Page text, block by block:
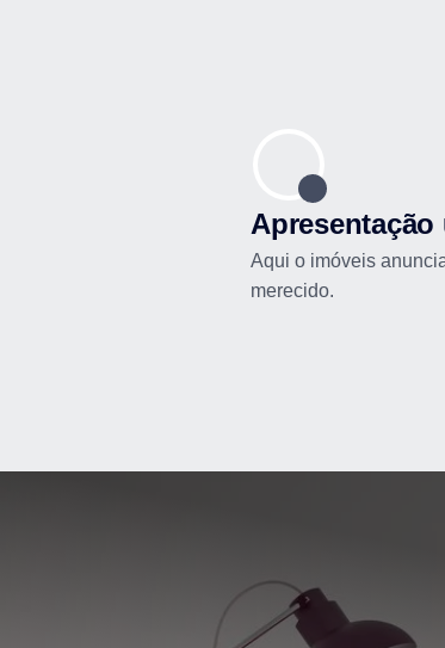
Apresentação
Aqui o imóveis
merecido.